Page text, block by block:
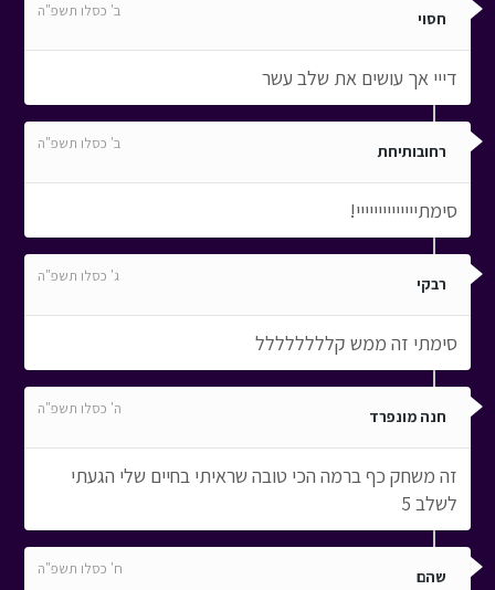
חסוי ב' כסלו תשפ"ה
דייי אך עושים את שלב עשר
רחובותיחת ב' כסלו תשפ"ה
סימתיייייייייייייי!
רבקי ג' כסלו תשפ"ה
סימתי זה ממש קלללללללל
חנה מונפרד ה' כסלו תשפ"ה
זה משחק כף ברמה הכי טובה שראיתי בחיים שלי הגעתי
לשלב 5
שהם ח' כסלו תשפ"ה